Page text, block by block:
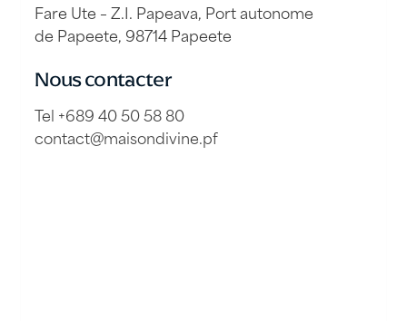
Fare Ute – Z.I. Papeava, Port autonome
de Papeete, 98714 Papeete
Nous contacter
Tel +689 40 50 58 80
contact@maisondivine.pf